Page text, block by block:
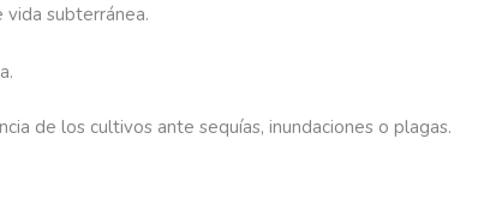
subterránea.
de los cultivos ante sequías, inundaciones o plagas.